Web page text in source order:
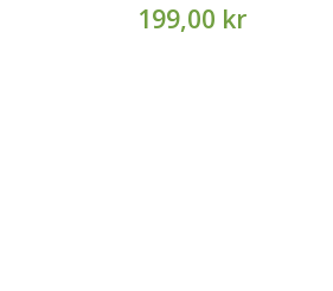
199,00 kr